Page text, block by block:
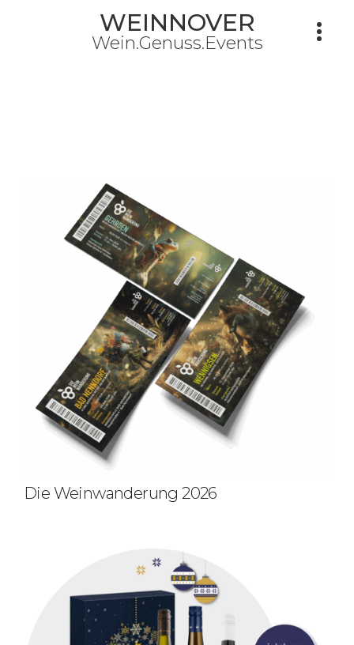
WEINNOVER
Wein.Genuss.Events
Die Weinwanderung 2026